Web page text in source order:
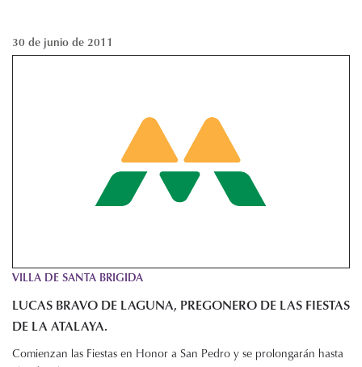
30 de junio de 2011
VILLA DE SANTA BRIGIDA
LUCAS BRAVO DE LAGUNA, PREGONERO DE LAS FIESTAS
DE LA ATALAYA.
Comienzan las Fiestas en Honor a San Pedro y se prolongarán hasta